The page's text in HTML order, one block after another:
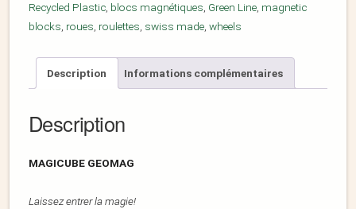
Recycled Plastic, blocs magnétiques, Green Line, magnetic
blocks, roues, roulettes, swiss made, wheels
Description Informations complémentaires
Description
MAGICUBE GEOMAG
Laissez entrer la magie!